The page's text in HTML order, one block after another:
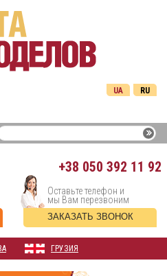
RU
UA
+38 050 392 11 92
Оставьте телефон и
мы Вам перезвоним
ЗАКАЗАТЬ ЗВОНОК
ГРУЗИЯ